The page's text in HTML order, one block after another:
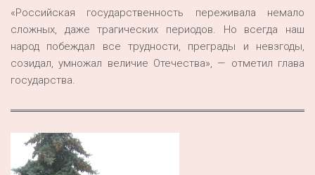
«Российская государственность переживала немало
сложных, даже трагических периодов. Но всегда наш
народ побеждал все трудности, преграды и невзгоды,
созидал, умножал величие Отечества», — отметил глава
государства.